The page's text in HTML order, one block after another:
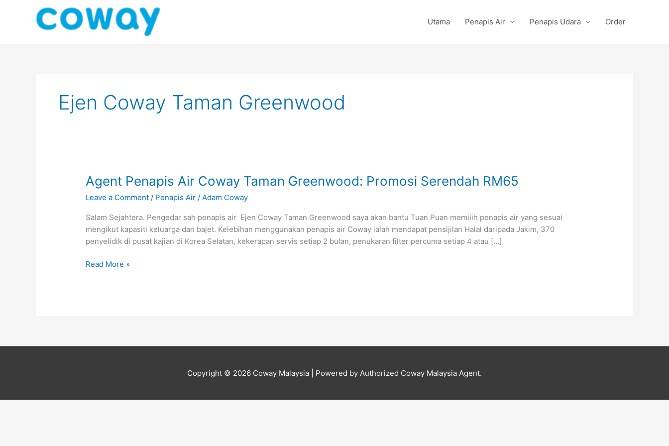
Utama Penapis Air Penapis Udara Order
Ejen Coway Taman Greenwood
Agent Penapis Air Coway Taman Greenwood: Promosi Serendah RM65
Leave a Comment / Penapis Air / Adam Coway
Salam Sejahtera. Pengedar sah penapis air Ejen Coway Taman Greenwood saya akan bantu Tuan Puan memilih penapis air yang sesuai
mengikut kapasiti keluarga dan bajet. Kelebihan menggunakan penapis air Coway ialah mendapat pensijilan Halal daripada Jakim, 370
penyelidik di pusat kajian di Korea Selatan, kekerapan servis setiap 2 bulan, penukaran filter percuma setiap 4 atau […]
Agent
Penapis
Air
Coway
Taman
Greenwood:
Serendah
Read More »
Copyright © 2026 Coway Malaysia | Powered by Authorized Coway Malaysia Agent.